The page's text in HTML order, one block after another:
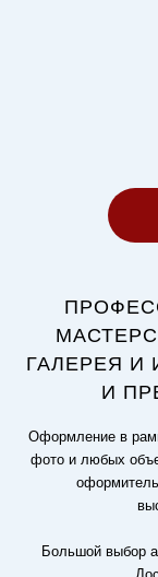
ГАЛЕРЕЯ И
И
Оформление в
фото и любых
Большой выбор